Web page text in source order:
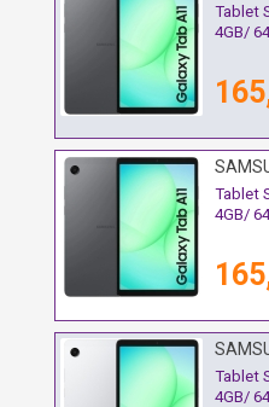
Tablet
4GB/
Tablet
4GB/
Tablet
4GB/